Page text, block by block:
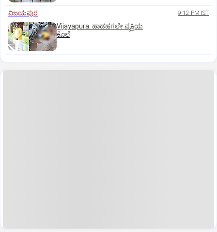
ವಿಜಯಪುರ 9:12 PM IST
Vijayapura: ಹಾಡಹಗಲೇ ವ್ಯಕ್ತಿಯ
ಕೊಲೆ